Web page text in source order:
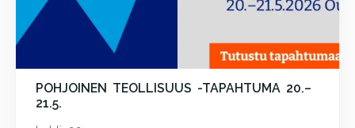
POHJOINEN TEOLLISUUS -TAPAHTUMA 20.–
21.5.